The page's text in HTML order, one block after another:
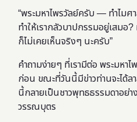
“พระมหาไพรวัลย์ครับ — ทำไม
ทำให้เรากลัวบาปกรรมอยู่เสมอ
ก็ไม่เคยเห็นจริงๆ นะครับ”
คำถามง่ายๆ ที่เรามีต่อ พระมหา
ก่อน ขณะที่วันนี้มีข่าวท่านจะได้ล
นี้กลายเป็นชาวพุทธธรรมดาอย่า
วรรณบุตร